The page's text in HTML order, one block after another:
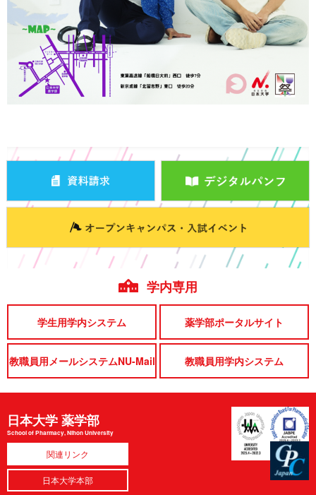
学内専用
学生用学内システム 薬学部ポータルサイト
教職員用メールシステムNU-Mail 教職員用学内システム
日本大学 薬学部
School of Pharmacy, Nihon University
関連リンク
日本大学本部